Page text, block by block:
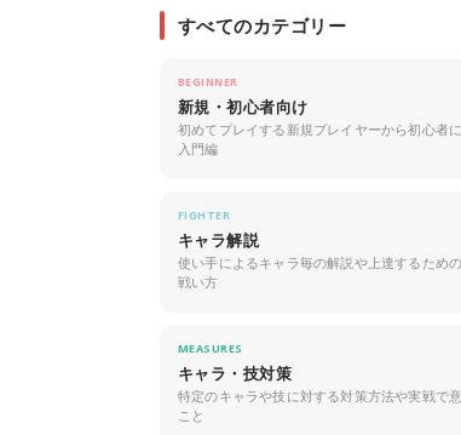
すべてのカテゴリー
BEGINNER
新規・初心者向け
初めてプレイする新規プレイヤーから初心者
入門編
FIGHTER
キャラ解説
使い手によるキャラ毎の解説や上達するため
戦い方
MEASURES
キャラ・技対策
特定のキャラや技に対する対策方法や実戦で
こと